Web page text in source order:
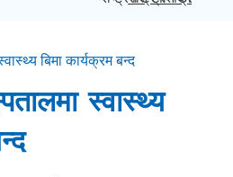
बिमा कार्यक्रम बन्द
स्वास्थ्य